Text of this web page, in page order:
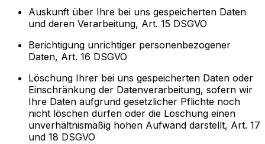
Auskunft über Ihre bei uns gespeicherten Daten
und deren Verarbeitung, Art. 15 DSGVO
Berichtigung unrichtiger personenbezogener
Daten, Art. 16 DSGVO
Löschung Ihrer bei uns gespeicherten Daten oder
Einschränkung der Datenverarbeitung, sofern wir
Ihre Daten aufgrund gesetzlicher Pflichte noch
nicht löschen dürfen oder die Löschung einen
unverhältnismäßig hohen Aufwand darstellt, Art. 17
und 18 DSGVO